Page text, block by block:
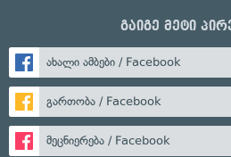
გაიგე მეტი
ახალი ამბები / Facebook
გართობა / Facebook
მეცნიერება / Facebook